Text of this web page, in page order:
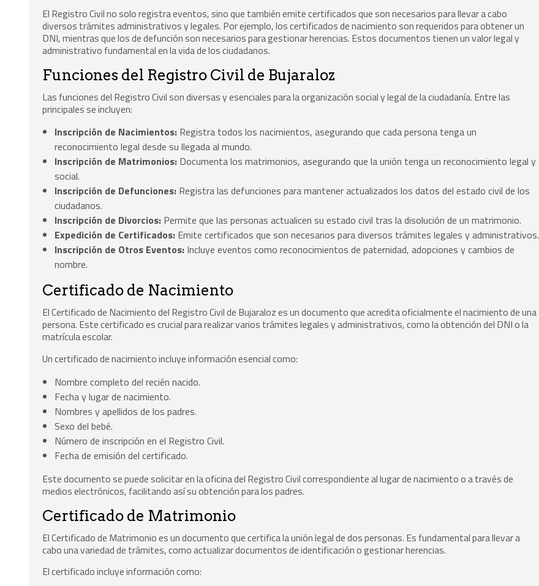
El Registro Civil no solo registra eventos, sino que también emite certificados que son necesarios para llevar a cabo
diversos trámites administrativos y legales. Por ejemplo, los certificados de nacimiento son requeridos para obtener un
DNI, mientras que los de defunción son necesarios para gestionar herencias. Estos documentos tienen un valor legal y
administrativo fundamental en la vida de los ciudadanos.
Funciones del Registro Civil de Bujaraloz
Las funciones del Registro Civil son diversas y esenciales para la organización social y legal de la ciudadanía. Entre las
principales se incluyen:
Inscripción de Nacimientos: Registra todos los nacimientos, asegurando que cada persona tenga un
reconocimiento legal desde su llegada al mundo.
Inscripción de Matrimonios: Documenta los matrimonios, asegurando que la unión tenga un reconocimiento legal y
social.
Inscripción de Defunciones: Registra las defunciones para mantener actualizados los datos del estado civil de los
ciudadanos.
Inscripción de Divorcios: Permite que las personas actualicen su estado civil tras la disolución de un matrimonio.
Expedición de Certificados: Emite certificados que son necesarios para diversos trámites legales y administrativos.
Inscripción de Otros Eventos: Incluye eventos como reconocimientos de paternidad, adopciones y cambios de
nombre.
Certificado de Nacimiento
El Certificado de Nacimiento del Registro Civil de Bujaraloz es un documento que acredita oficialmente el nacimiento de una
persona. Este certificado es crucial para realizar varios trámites legales y administrativos, como la obtención del DNI o la
matrícula escolar.
Un certificado de nacimiento incluye información esencial como:
Nombre completo del recién nacido.
Fecha y lugar de nacimiento.
Nombres y apellidos de los padres.
Sexo del bebé.
Número de inscripción en el Registro Civil.
Fecha de emisión del certificado.
Este documento se puede solicitar en la oficina del Registro Civil correspondiente al lugar de nacimiento o a través de
medios electrónicos, facilitando así su obtención para los padres.
Certificado de Matrimonio
El Certificado de Matrimonio es un documento que certifica la unión legal de dos personas. Es fundamental para llevar a
cabo una variedad de trámites, como actualizar documentos de identificación o gestionar herencias.
El certificado incluye información como: